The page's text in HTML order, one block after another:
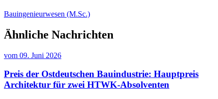
Bauingenieurwesen (M.Sc.)
Ähnliche Nachrichten
vom 09. Juni 2026
Preis der Ostdeutschen Bauindustrie: Hauptpreis
Architektur für zwei HTWK-Absolventen